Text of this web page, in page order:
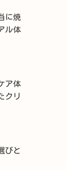
に焼
ル体
ア体
クリ
びと